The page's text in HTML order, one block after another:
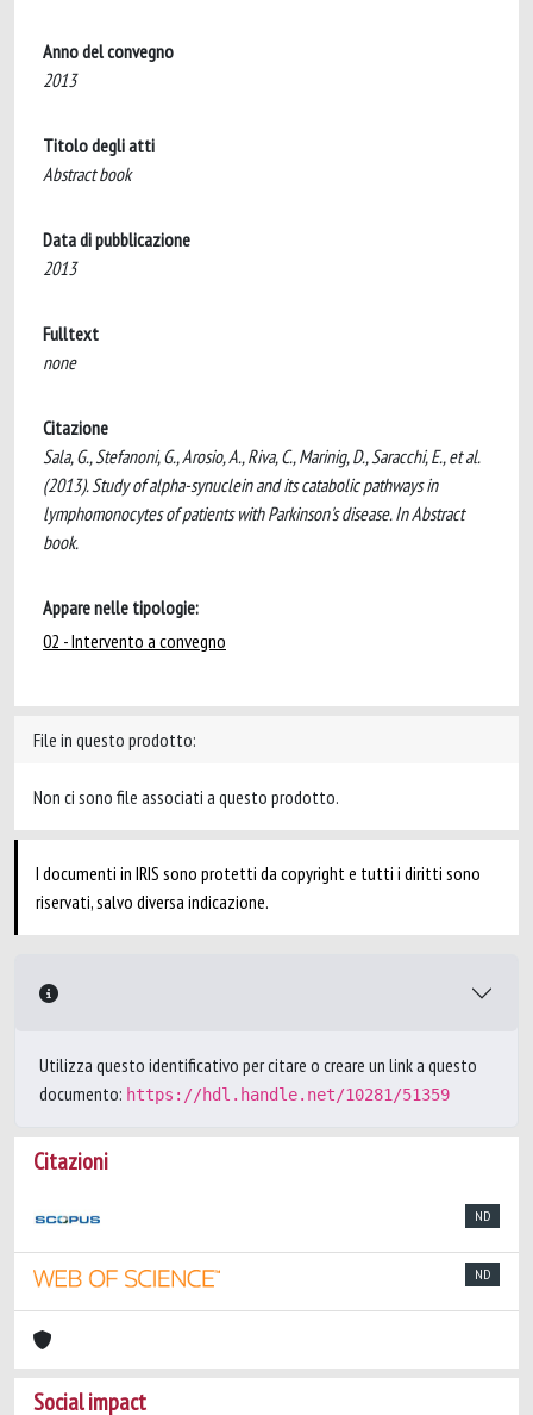
Anno del convegno
2013
Titolo degli atti
Abstract book
Data di pubblicazione
2013
Fulltext
none
Citazione
Sala, G., Stefanoni, G., Arosio, A., Riva, C., Marinig, D., Saracchi, E., et al.
(2013). Study of alpha-synuclein and its catabolic pathways in
lymphomonocytes of patients with Parkinson's disease. In Abstract
book.
Appare nelle tipologie:
02 - Intervento a convegno
File in questo prodotto:
Non ci sono file associati a questo prodotto.
I documenti in IRIS sono protetti da copyright e tutti i diritti sono
riservati, salvo diversa indicazione.
Utilizza questo identificativo per citare o creare un link a questo
documento: https://hdl.handle.net/10281/51359
Citazioni
ND
ND
Social impact